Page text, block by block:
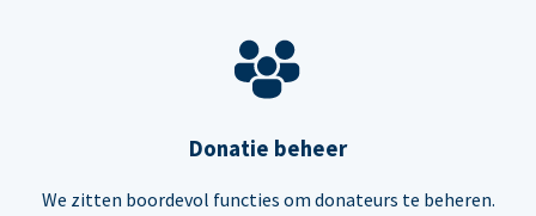
Donatie beheer
We zitten boordevol functies om donateurs te beheren.